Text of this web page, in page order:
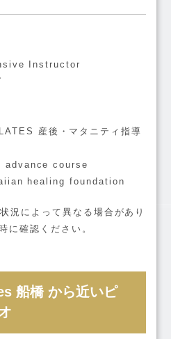
Instructor
産後・マタニティ指導
advance course
healing foundation
況によって異なる場合があり
に確認ください。
船橋 から近いピ